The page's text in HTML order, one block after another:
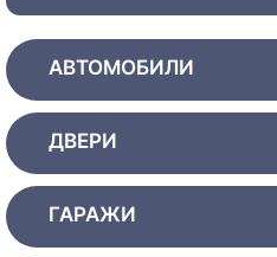
АВТОМОБИЛИ
ДВЕРИ
ГАРАЖИ